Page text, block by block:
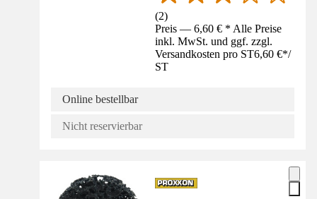
(2)
Preis — 6,60 € * Alle Preise
inkl. MwSt. und ggf. zzgl.
Versandkosten pro ST6,60 €*/
ST
Online bestellbar
Nicht reservierbar